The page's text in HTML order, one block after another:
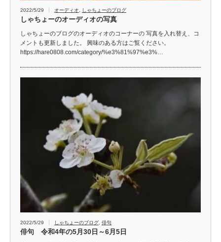
2022/5/29 オーディオ しゃちょーのブログ
しゃちょーのオーディオの写真
しゃちょーのブログのオーディオのコーナーの 写真を入れ替え、コ
メントも更新しました。 興味のある方はご覧ください。
https://hare0808.com/category/%e3%81%97%e3%…
2022/5/29 しゃちょーのブログ 俳句
俳句 令和4年の5月30日～6月5日